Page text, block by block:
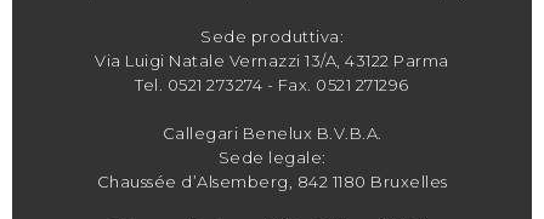
Sede produttiva:
Via Luigi Natale Vernazzi 13/A, 43122 Parma
Tel. 0521 273274 - Fax. 0521 271296
Callegari Benelux B.V.B.A.
Sede legale:
Chaussée d’Alsemberg, 842 1180 Bruxelles